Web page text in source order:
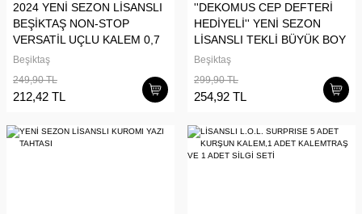
2024 YENİ SEZON LİSANSLI
BEŞİKTAŞ NON-STOP
VERSATİL UÇLU KALEM 0,7
MM
Beşiktaş
249,90 TL
212,42 TL
''DEKOMUS CEP DEFTERİ
HEDİYELİ'' YENİ SEZON
LİSANSLI TEKLİ BÜYÜK BOY
BEŞİKTAŞ METAL KUMBARA
Beşiktaş
299,90 TL
254,92 TL